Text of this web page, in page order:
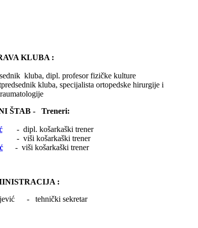
KLUBA :
kluba, dipl. profesor fizičke kulture
kluba, specijalista ortopedske hirurgije i
ŠTAB - Treneri:
- dipl. košarkaški trener
košarkaški trener
- viši košarkaški trener
:
- tehnički sekretar